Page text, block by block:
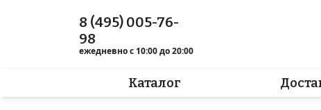
8 (495) 005-76-
98
ежедневно с 10:00 до 20:00
Каталог